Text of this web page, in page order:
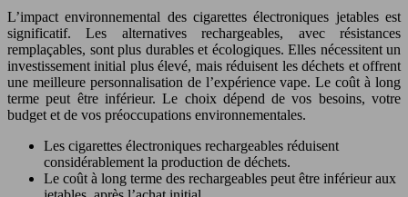
L’impact environnemental des cigarettes électroniques jetables est
significatif. Les alternatives rechargeables, avec résistances
remplaçables, sont plus durables et écologiques. Elles nécessitent un
investissement initial plus élevé, mais réduisent les déchets et offrent
une meilleure personnalisation de l’expérience vape. Le coût à long
terme peut être inférieur. Le choix dépend de vos besoins, votre
budget et de vos préoccupations environnementales.
Les cigarettes électroniques rechargeables réduisent
considérablement la production de déchets.
Le coût à long terme des rechargeables peut être inférieur aux